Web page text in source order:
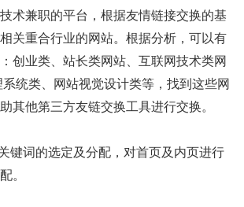
术兼职的平台，根据友情链接交换的基
关重合行业的网站。根据分析，可以有
创业类、站长类网站、互联网技术类网
统类、网站视觉设计类等，找到这些网
其他第三方友链交换工具进行交换。
词的选定及分配，对首页及内页进行
。